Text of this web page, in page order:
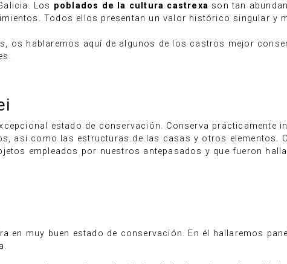
Los poblados de la cultura castrexa son tan
Todos ellos presentan un valor histórico singular y
os hablaremos aquí de algunos de los castros mejor
estado de conservación. Conserva prácticamente
así como las estructuras de las casas y otros elementos.
empleados por nuestros antepasados y que fueron
en muy buen estado de conservación. En él hallaremos